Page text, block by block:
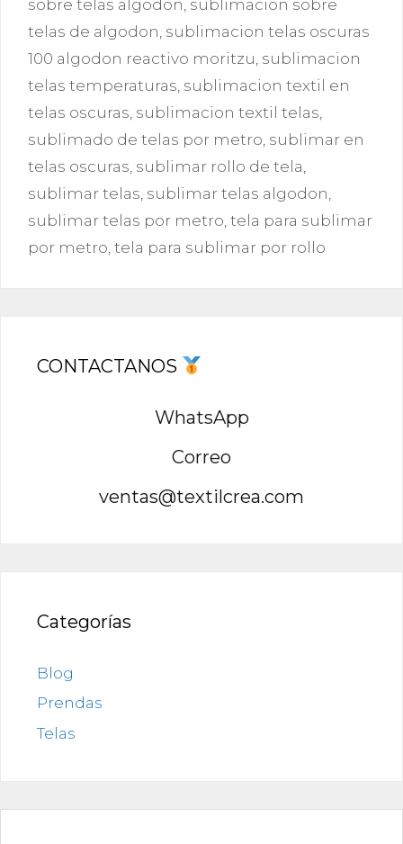
sobre telas algodon sublimacion sobre
telas de algodon sublimacion telas oscuras
100 algodon reactivo moritzu sublimacion
telas temperaturas sublimacion textil en
telas oscuras sublimacion textil telas
sublimado de telas por metro sublimar en
telas oscuras sublimar rollo de tela
sublimar telas sublimar telas algodon
sublimar telas por metro tela para sublimar
por metro tela para sublimar por rollo
CONTACTANOS
WhatsApp
Correo
ventas@textilcrea.com
Categorías
Blog
Prendas
Telas